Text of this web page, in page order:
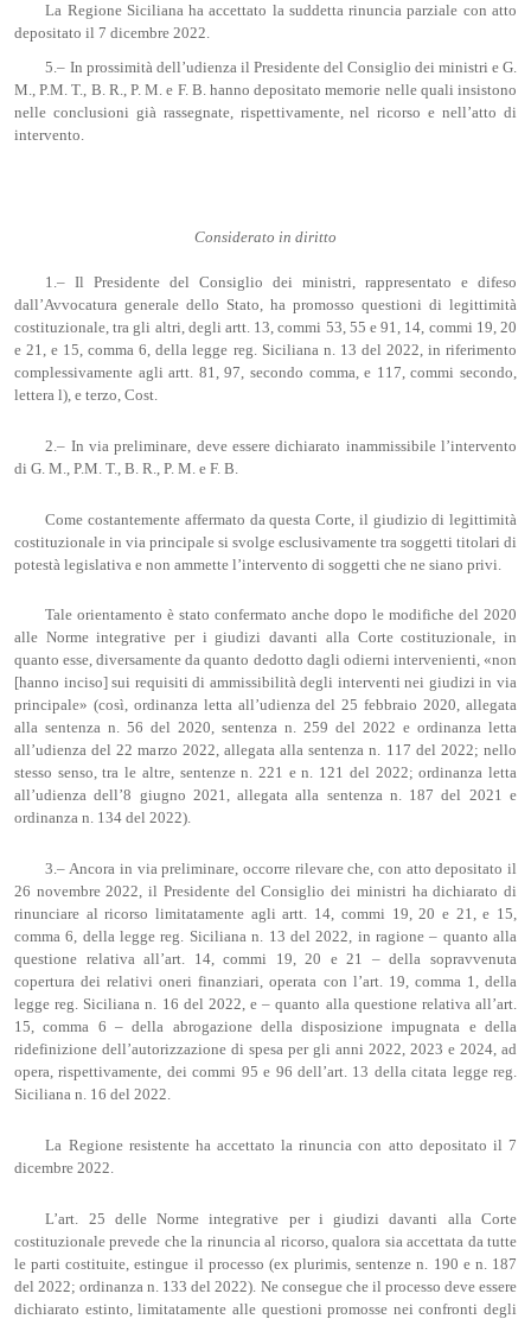
La Regione Siciliana ha accettato la suddetta rinuncia parziale con atto
depositato il 7 dicembre 2022.
5.– In prossimità dell’udienza il Presidente del Consiglio dei ministri e G.
M., P.M. T., B. R., P. M. e F. B. hanno depositato memorie nelle quali insistono
nelle conclusioni già rassegnate, rispettivamente, nel ricorso e nell’atto di
intervento.
Considerato in diritto
1.– Il Presidente del Consiglio dei ministri, rappresentato e difeso
dall’Avvocatura generale dello Stato, ha promosso questioni di legittimità
costituzionale, tra gli altri, degli artt. 13, commi 53, 55 e 91, 14, commi 19, 20
e 21, e 15, comma 6, della legge reg. Siciliana n. 13 del 2022, in riferimento
complessivamente agli artt. 81, 97, secondo comma, e 117, commi secondo,
lettera l), e terzo, Cost.
2.– In via preliminare, deve essere dichiarato inammissibile l’intervento
di G. M., P.M. T., B. R., P. M. e F. B.
Come costantemente affermato da questa Corte, il giudizio di legittimità
costituzionale in via principale si svolge esclusivamente tra soggetti titolari di
potestà legislativa e non ammette l’intervento di soggetti che ne siano privi.
Tale orientamento è stato confermato anche dopo le modifiche del 2020
alle Norme integrative per i giudizi davanti alla Corte costituzionale, in
quanto esse, diversamente da quanto dedotto dagli odierni intervenienti, «non
[hanno inciso] sui requisiti di ammissibilità degli interventi nei giudizi in via
principale» (così, ordinanza letta all’udienza del 25 febbraio 2020, allegata
alla sentenza n. 56 del 2020, sentenza n. 259 del 2022 e ordinanza letta
all’udienza del 22 marzo 2022, allegata alla sentenza n. 117 del 2022; nello
stesso senso, tra le altre, sentenze n. 221 e n. 121 del 2022; ordinanza letta
all’udienza dell’8 giugno 2021, allegata alla sentenza n. 187 del 2021 e
ordinanza n. 134 del 2022).
3.– Ancora in via preliminare, occorre rilevare che, con atto depositato il
26 novembre 2022, il Presidente del Consiglio dei ministri ha dichiarato di
rinunciare al ricorso limitatamente agli artt. 14, commi 19, 20 e 21, e 15,
comma 6, della legge reg. Siciliana n. 13 del 2022, in ragione – quanto alla
questione relativa all’art. 14, commi 19, 20 e 21 – della sopravvenuta
copertura dei relativi oneri finanziari, operata con l’art. 19, comma 1, della
legge reg. Siciliana n. 16 del 2022, e – quanto alla questione relativa all’art.
15, comma 6 – della abrogazione della disposizione impugnata e della
ridefinizione dell’autorizzazione di spesa per gli anni 2022, 2023 e 2024, ad
opera, rispettivamente, dei commi 95 e 96 dell’art. 13 della citata legge reg.
Siciliana n. 16 del 2022.
La Regione resistente ha accettato la rinuncia con atto depositato il 7
dicembre 2022.
L’art. 25 delle Norme integrative per i giudizi davanti alla Corte
costituzionale prevede che la rinuncia al ricorso, qualora sia accettata da tutte
le parti costituite, estingue il processo (ex plurimis, sentenze n. 190 e n. 187
del 2022; ordinanza n. 133 del 2022). Ne consegue che il processo deve essere
dichiarato estinto, limitatamente alle questioni promosse nei confronti degli